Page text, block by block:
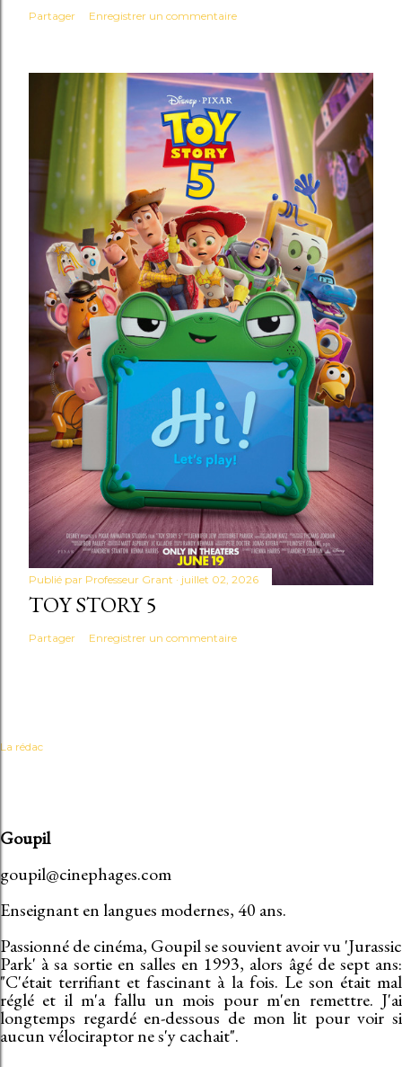
Partager Enregistrer un commentaire
Publié par Professeur Grant juillet 02, 2026
TOY STORY 5
Partager Enregistrer un commentaire
La rédac
Goupil
goupil@cinephages.com
Enseignant en langues modernes, 40 ans.
Passionné de cinéma, Goupil se souvient avoir vu 'Jurassic
Park' à sa sortie en salles en 1993, alors âgé de sept ans:
"C'était terrifiant et fascinant à la fois. Le son était mal
réglé et il m'a fallu un mois pour m'en remettre. J'ai
longtemps regardé en-dessous de mon lit pour voir si
aucun vélociraptor ne s'y cachait".